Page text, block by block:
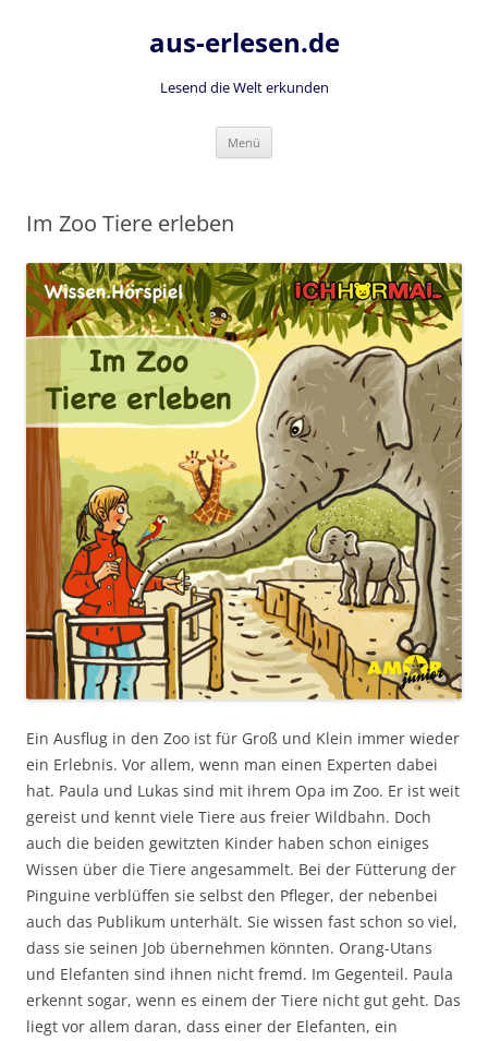
aus-erlesen.de
Lesend die Welt erkunden
Menü
Im Zoo Tiere erleben
Ein Ausflug in den Zoo ist für Groß und Klein immer wieder
ein Erlebnis. Vor allem, wenn man einen Experten dabei
hat. Paula und Lukas sind mit ihrem Opa im Zoo. Er ist weit
gereist und kennt viele Tiere aus freier Wildbahn. Doch
auch die beiden gewitzten Kinder haben schon einiges
Wissen über die Tiere angesammelt. Bei der Fütterung der
Pinguine verblüffen sie selbst den Pfleger, der nebenbei
auch das Publikum unterhält. Sie wissen fast schon so viel,
dass sie seinen Job übernehmen könnten. Orang-Utans
und Elefanten sind ihnen nicht fremd. Im Gegenteil. Paula
erkennt sogar, wenn es einem der Tiere nicht gut geht. Das
liegt vor allem daran, dass einer der Elefanten, ein